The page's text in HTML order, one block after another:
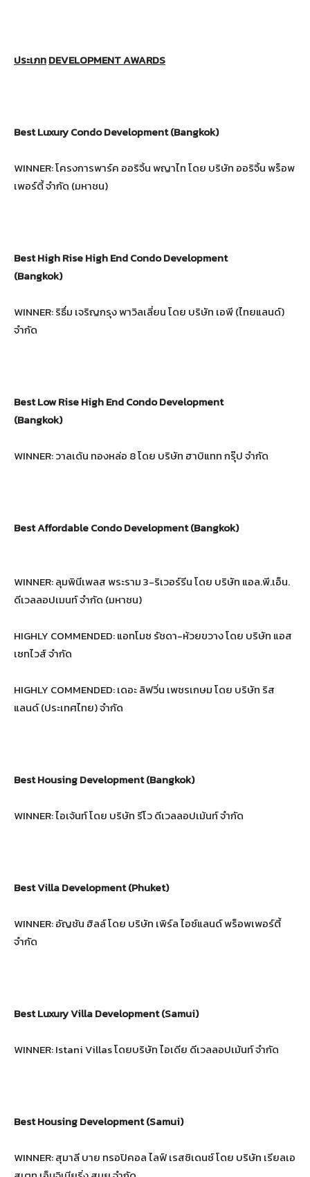
ประเภทDEVELOPMENT AWARDS
Best Luxury Condo Development (Bangkok)
WINNER: โครงการพาร์ค ออริจิ้น พญาไท โดย บริษัท ออริจิ้น พร็อพ
เพอร์ตี้ จำกัด (มหาชน)
Best High Rise High End Condo Development
(Bangkok)
WINNER: ริธึ่ม เจริญกรุง พาวิลเลี่ยน โดย บริษัท เอพี (ไทยแลนด์)
จำกัด
Best Low Rise High End Condo Development
(Bangkok)
WINNER: วาลเด้น ทองหล่อ 8 โดย บริษัท ฮาบิแทท กรุ๊ป จำกัด
Best Affordable Condo Development (Bangkok)
WINNER: ลุมพินีเพลส พระราม 3-ริเวอร์รีน โดย บริษัท แอล.พี.เอ็น.
ดีเวลลอปเมนท์ จำกัด (มหาชน)
HIGHLY COMMENDED: แอทโมซ รัชดา-ห้วยขวาง โดย บริษัท แอส
เซทไวส์ จำกัด
HIGHLY COMMENDED: เดอะ ลิฟวิ่น เพชรเกษม โดย บริษัท ริส
แลนด์ (ประเทศไทย) จำกัด
Best Housing Development (Bangkok)
WINNER: ไอเจ้นท์ โดย บริษัท รีโว ดีเวลลอปเม้นท์ จำกัด
Best Villa Development (Phuket)
WINNER: อัญชัน ฮิลล์ โดย บริษัท เพิร์ล ไอซ์แลนด์ พร็อพเพอร์ตี้
จำกัด
Best Luxury Villa Development (Samui)
WINNER: Istani Villas โดยบริษัท ไอเดีย ดีเวลลอปเม้นท์ จำกัด
Best Housing Development (Samui)
WINNER: สุมาลี บาย ทรอปิคอล ไลฟ์ เรสซิเดนซ์ โดย บริษัท เรียลเอ